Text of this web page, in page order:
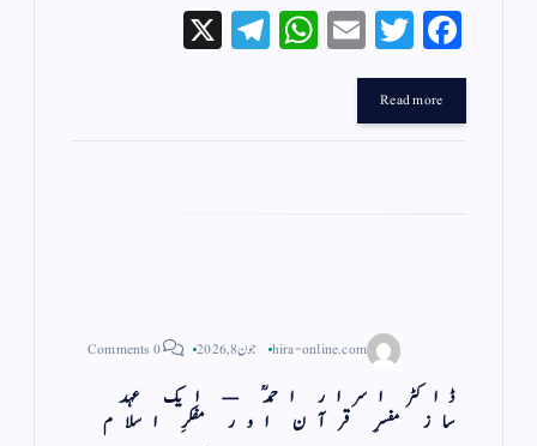
Fa
ce
bo
ok
T
wi
r
E
m
W
ha
Te
le
Read more
hira-online.com جون 8, 2026 0 Comments
ڈاکٹر اسرار احمدؒ — ایک عہد
ساز مفسرِ قرآن اور مفکرِ اسلام